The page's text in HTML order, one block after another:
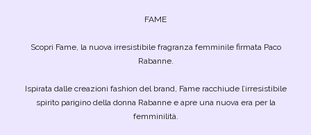
FAME
Scopri Fame, la nuova irresistibile fragranza femminile firmata Paco
Rabanne.
Ispirata dalle creazioni fashion del brand, Fame racchiude l’irresistibile
spirito parigino della donna Rabanne e apre una nuova era per la
femminilità.